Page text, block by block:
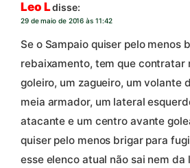
Leo Ldisse:
29 de maio de 2016 às 11:42
Se o Sampaio quiser pelo menos
rebaixamento, tem que contratar
goleiro, um zagueiro, um volante
meia armador, um lateral
atacante e um centro avante
quiser pelo menos brigar para
esse elenco atual não sai nem da